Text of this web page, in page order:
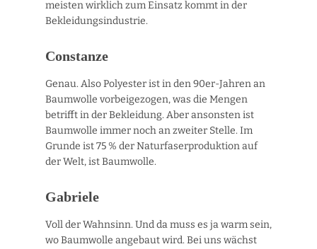
meisten wirklich zum Einsatz kommt in der
Bekleidungsindustrie.
Constanze
Genau. Also Polyester ist in den 90er-Jahren an
Baumwolle vorbeigezogen, was die Mengen
betrifft in der Bekleidung. Aber ansonsten ist
Baumwolle immer noch an zweiter Stelle. Im
Grunde ist 75 % der Naturfaserproduktion auf
der Welt, ist Baumwolle.
Gabriele
Voll der Wahnsinn. Und da muss es ja warm sein,
wo Baumwolle angebaut wird. Bei uns wächst